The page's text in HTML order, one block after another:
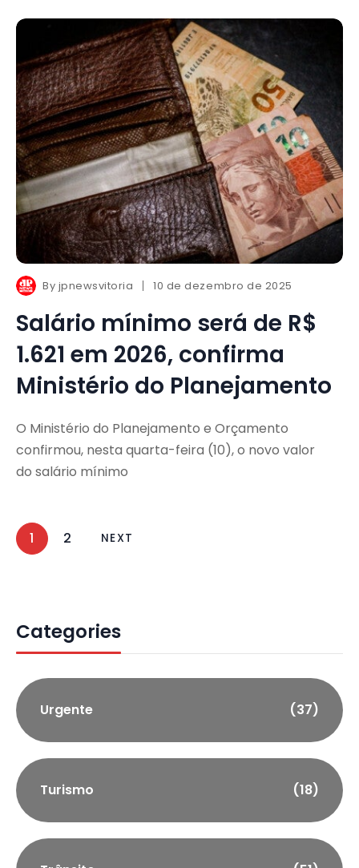
By jpnewsvitoria 10 de dezembro de 2025
Salário mínimo será de R$
1.621 em 2026, confirma
Ministério do Planejamento
O Ministério do Planejamento e Orçamento
confirmou, nesta quarta-feira (10), o novo valor
do salário mínimo
1 2 NEXT
Categories
Urgente (37)
Turismo (18)